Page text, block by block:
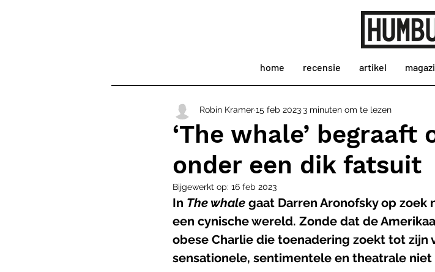
home recensie artikel
‘The whale’ begraaft
onder een dik fatsuit
Robin Kramer15 feb 20233 minuten om te lezen
Bijgewerkt op: 16 feb 2023
In The whale gaat Darren Aronofsky op
een cynische wereld. Zonde dat de
obese Charlie die toenadering zoekt tot
sensationele, sentimentele en theatrale niet